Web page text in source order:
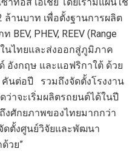
าท์อีส เอเชีย โดยเรามีแผนใช้
ล้านบาท เพื่อตั้งฐานการผลิต
PHEV, REEV (Range
ในไทยและส่งออกสู่ภูมิภาค
อังกฤษ และแอฟริกาใต้ ด้วย
คันต่อปี รวมถึงจัดตั้งโรงงาน
าจะเริ่มผลิตรถยนต์ได้ในปี
งศักยภาพของไทยมากกว่า
ดตั้งศูนย์วิจัยและพัฒนา
วย”